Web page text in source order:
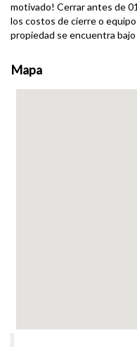
motivado! Cerrar antes de
los costos de cierre o
propiedad se encuentra
Mapa